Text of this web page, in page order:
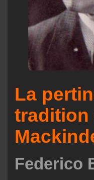
La
tradition
Federico